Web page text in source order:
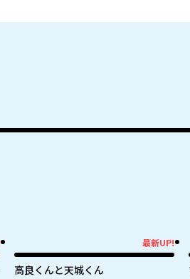
最新UP!
高良くんと天城くん